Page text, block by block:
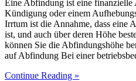
Eine Abfindung ist eine finanzielle
Kündigung oder einem
Irrtum ist die Annahme, dass eine
ist, und auch über deren Höhe
können Sie die Abfindungshöhe
auf Abfindung Bei einer
Continue Reading »